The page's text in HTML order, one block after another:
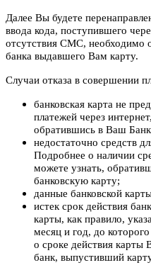
Далее Вы будете
ввода кода, поступившего
отсутствия СМС, необходимо
банка выдавшего Вам карту.
Случаи отказа в совершении
банковская карта не
платежей через
обратившись в Ваш
недостаточно средств
Подробнее о наличии
можете узнать,
банковскую карту;
данные банковской
истек срок действия
карты, как правило,
месяц и год, до
о сроке действия карты
банк, выпустивший